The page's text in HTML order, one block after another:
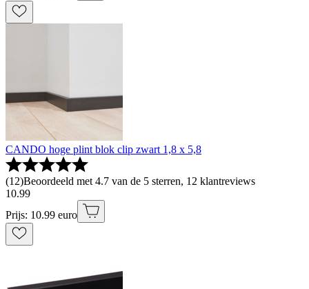
CANDO hoge plint blok clip zwart 1,8 x 5,8
(12)Beoordeeld met 4.7 van de 5 sterren, 12 klantreviews
10.99
Prijs: 10.99 euro